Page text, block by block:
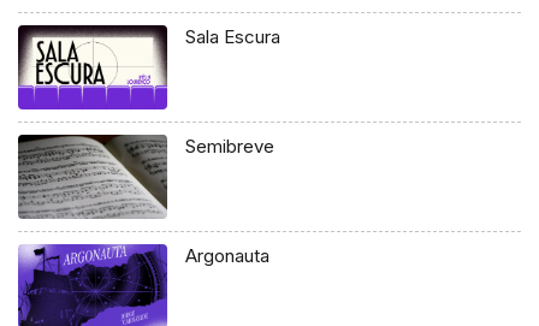
Sala Escura
Semibreve
Argonauta